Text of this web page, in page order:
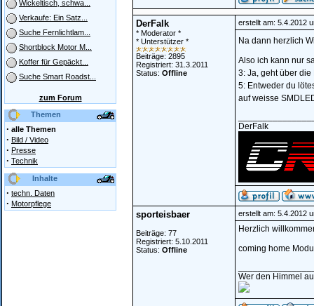
Wickeltisch, schwa...
Verkaufe: Ein Satz...
Suche Fernlichtlam...
Shortblock Motor M...
Koffer für Gepäckt...
Suche Smart Roadst...
zum Forum
Themen
· alle Themen
· Bild / Video
· Presse
· Technik
Inhalte
· techn. Daten
· Motorpflege
DerFalk
* Moderator *
* Unterstützer *
Beiträge: 2895
Registriert: 31.3.2011
Status: Offline
erstellt am: 5.4.2012
Na dann herzlich
Also ich kann nur
3: Ja, geht über
5: Entweder du
auf weisse
DerFalk
sporteisbaer
Beiträge: 77
Registriert: 5.10.2011
Status: Offline
erstellt am: 5.4.2012
Herzlich
coming home
Wer den Himmel